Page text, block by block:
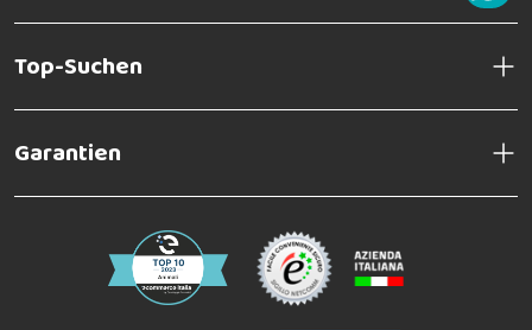
Top-Suchen
Garantien